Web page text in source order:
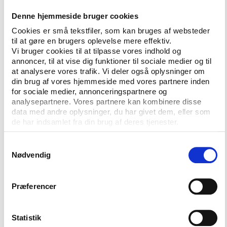
Denne hjemmeside bruger cookies
Cookies er små tekstfiler, som kan bruges af websteder
til at gøre en brugers oplevelse mere effektiv.
Vi bruger cookies til at tilpasse vores indhold og
annoncer, til at vise dig funktioner til sociale medier og til
at analysere vores trafik. Vi deler også oplysninger om
din brug af vores hjemmeside med vores partnere inden
for sociale medier, annonceringspartnere og
analysepartnere. Vores partnere kan kombinere disse
data med andre oplysninger, du har givet dem, eller som
de har indsamlet fra din brug af deres tjenester.
Nødvendig
Præferencer
Statistik
Der vil komme helt ny viden på bordet om den
ekspanderende sektor og dens potentiale som
samarbejdspartner, og resultaterne vil blive
kommenteret i selvstændige oplæg ved blandt andre
Fitness.dk’s administrerende direktør Rasmus
Ingerslev og foreningsidrættens topleder, Søren
Møller, fra DGI.
Netop DGI satser benhårdt på at geare
foreningslivet til fremtidens idrætsmønstre og
Lokale- og Anlægsfonden vil lægge op til debat om
Idrættens Analyseinstitut vil give et overblik over de
meget forskellige lejevilkår, som håndboldligahold
ekspert diskutere de juridiske gråzoner og